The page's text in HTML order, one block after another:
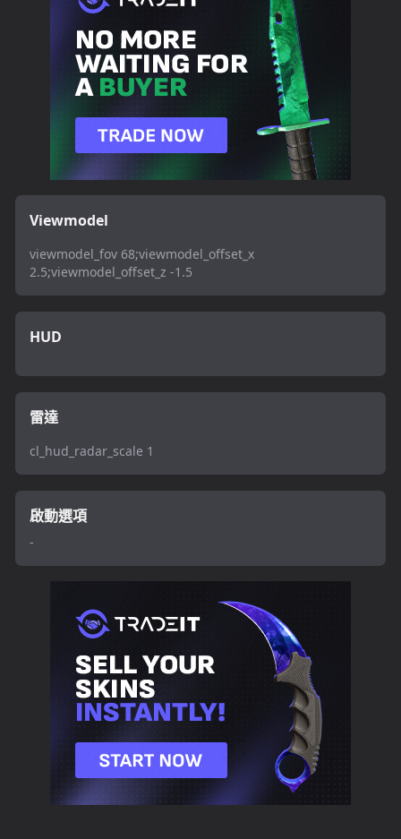
Viewmodel
viewmodel_fov 68;viewmodel_offset_x
2.5;viewmodel_offset_z -1.5
HUD
雷達
cl_hud_radar_scale 1
啟動選項
-